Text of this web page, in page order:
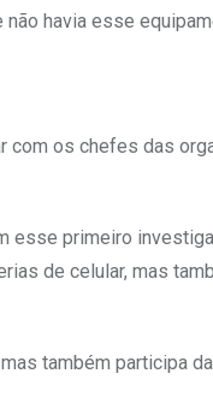
havia esse
com os chefes das
esse primeiro
de celular, mas
também participa